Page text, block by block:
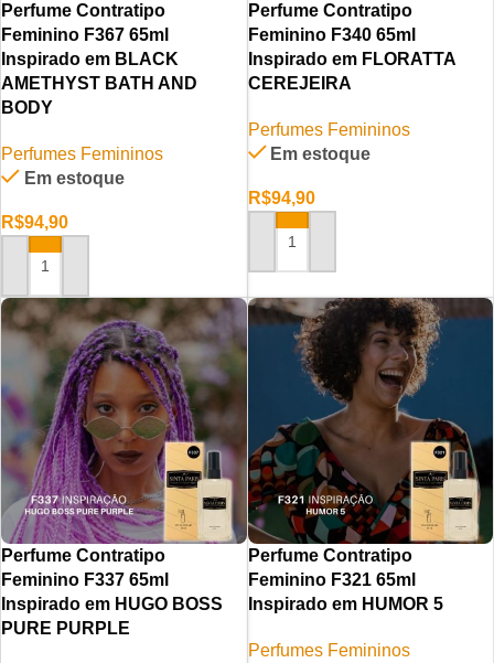
Perfume Contratipo
Feminino F367 65ml
Inspirado em BLACK
AMETHYST BATH AND
BODY
Perfumes Femininos
Em estoque
R$94,90
ADICIONAR AO CARRINHO
Perfume Contratipo
Feminino F340 65ml
Inspirado em FLORATTA
CEREJEIRA
Perfumes Femininos
Em estoque
R$94,90
ADICIONAR AO CARRINHO
Perfume Contratipo
Feminino F337 65ml
Inspirado em HUGO BOSS
PURE PURPLE
Perfume Contratipo
Feminino F321 65ml
Inspirado em HUMOR 5
Perfumes Femininos